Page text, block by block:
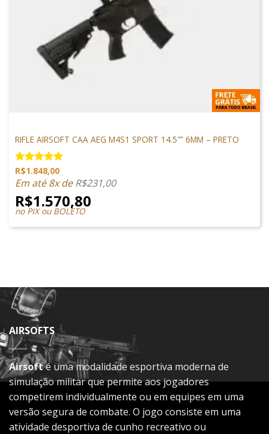
RIFLE AIRSOFT CAA AEG M4S1 SPORT 14.5″” 6MM – PRETO
Avaliação
5.00 de 5
R$1.848,00
Em até 8x deR$231,00
R$1.570,80
no PIX ou BOLETO
AIRSOFTS
Airsofté uma modalidade esportiva moderna de
simulação militar que permite aos jogadores
competirem individualmente ou em equipes em uma
versão segura de combate. O jogo consiste em uma
atividade desportiva de cunho recreativo ou